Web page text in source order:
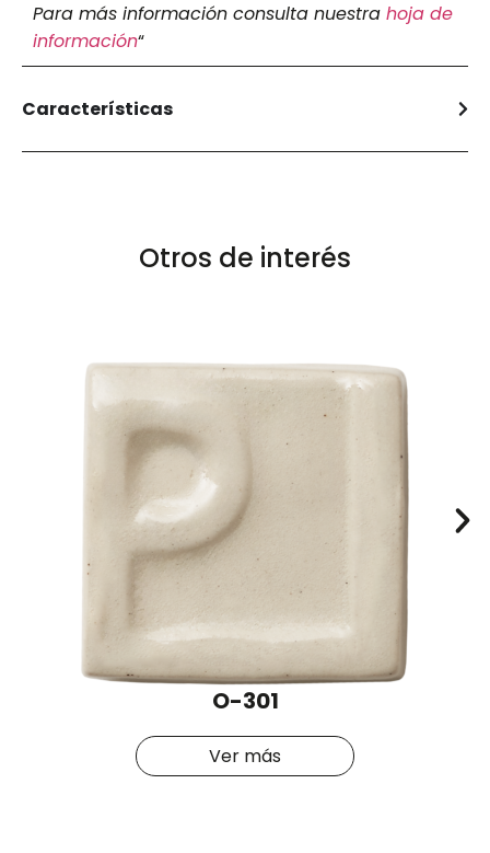
Para más información consulta nuestra hoja de
información“
Características
Otros de interés
O-301
Ver más